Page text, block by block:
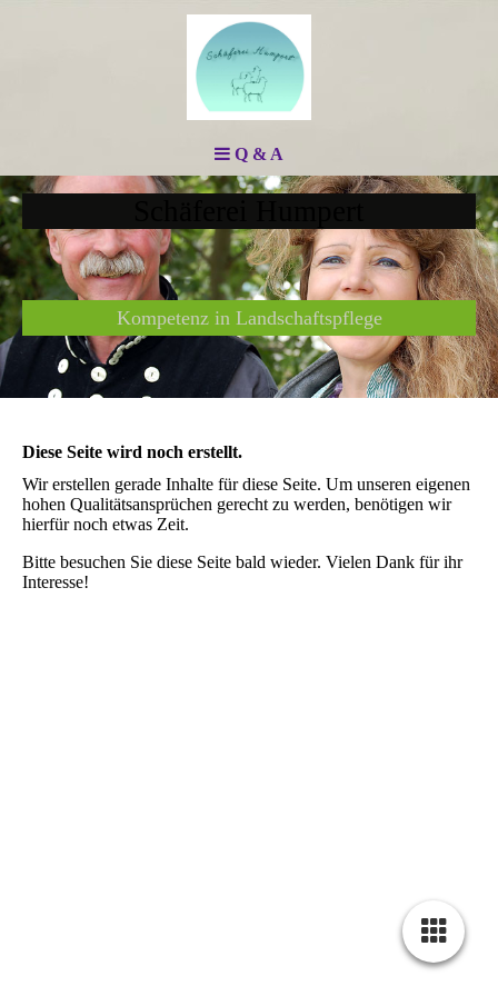
Q & A
Kompetenz in Landschaftspflege
Diese Seite wird noch erstellt.
Wir erstellen gerade Inhalte für diese Seite. Um unseren eigenen
hohen Qualitätsansprüchen gerecht zu werden, benötigen wir
hierfür noch etwas Zeit.
Bitte besuchen Sie diese Seite bald wieder. Vielen Dank für ihr
Interesse!